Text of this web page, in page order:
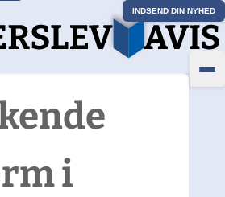
INDSEND DIN NYHED
i